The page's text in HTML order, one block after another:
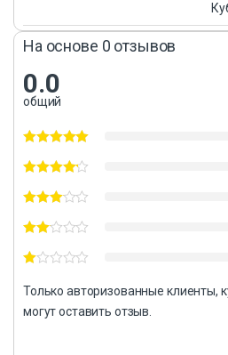
На основе 0 отзывов
0.0
общий
Только авторизованные клиенты,
могут оставить отзыв.